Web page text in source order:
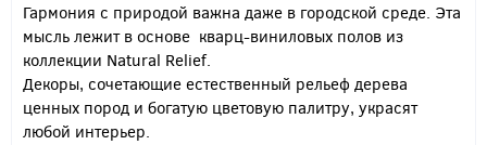
Гармония с природой важна даже в городской среде. Эта
мысль лежит в основе кварц-виниловых полов из
коллекции Natural Relief.
Декоры, сочетающие естественный рельеф дерева
ценных пород и богатую цветовую палитру, украсят
любой интерьер.